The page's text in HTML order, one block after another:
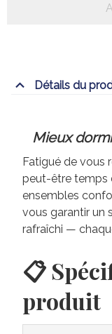
Détails du
Mieux
Fatigué de vous
peut-être temps
ensembles
vous garantir un
rafraîchi —
📋
produit